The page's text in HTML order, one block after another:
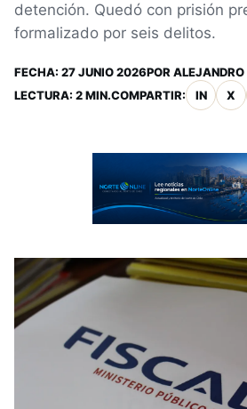
detención. Quedó con prisión
formalizado por seis delitos.
FECHA: 27 JUNIO 2026POR ALEJANDRO
LECTURA: 2 MIN.COMPARTIR: IN X